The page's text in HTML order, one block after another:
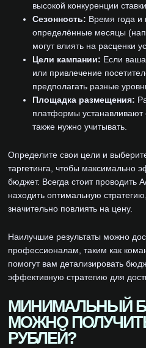
высокой конкуренции
Сезонность: Время года и
определённые месяцы
могут влиять на расценки
Цели кампании: Если
или привлечение
предполагать разные
Площадка размещения:
платформы устанавливают
также нужно учитывать.
Определите свои цели и
таргетинга, чтобы максимально
бюджет. Всегда стоит проводить
находить оптимальную
значительно повлиять на цену.
Наилучшие результаты можно
профессионалам, таким как
помогут вам детализировать
эффективную стратегию для
МИНИМАЛЬНЫЙ
МОЖНО
РУБЛЕЙ?